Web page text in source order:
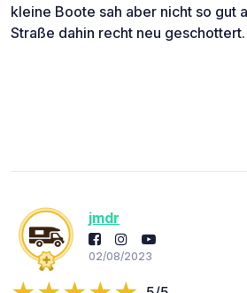
kleine Boote sah aber nicht so gut
Straße dahin recht neu geschottert.
jmdr
02/08/2023